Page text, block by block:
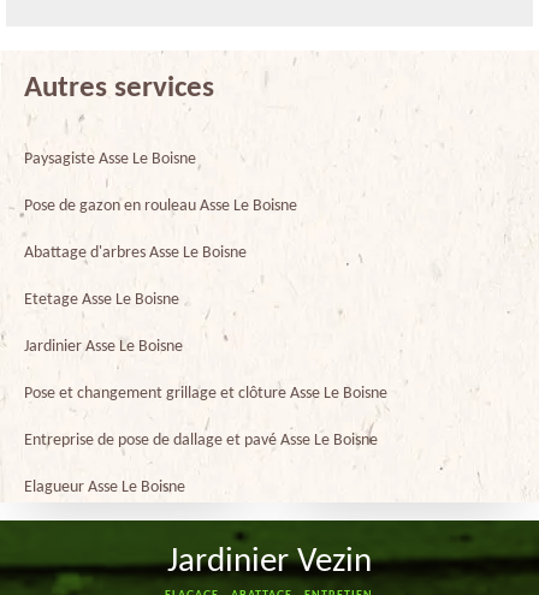
Autres services
Paysagiste Asse Le Boisne
Pose de gazon en rouleau Asse Le Boisne
Abattage d'arbres Asse Le Boisne
Etetage Asse Le Boisne
Jardinier Asse Le Boisne
Pose et changement grillage et clôture Asse Le Boisne
Entreprise de pose de dallage et pavé Asse Le Boisne
Elagueur Asse Le Boisne
Jardinier Vezin